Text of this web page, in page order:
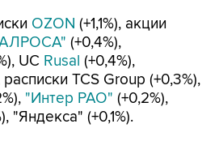
OZON (+1,1%), акции
(+0,4%),
UC Rusal (+0,4%),
расписки TCS Group (+0,3%),
"Интер РАО" (+0,2%),
"Яндекса" (+0,1%).